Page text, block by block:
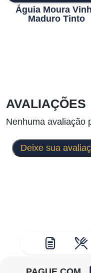
Águia Moura
Maduro Tinto
AVALIAÇÕES
Nenhuma avaliação
Deixe sua